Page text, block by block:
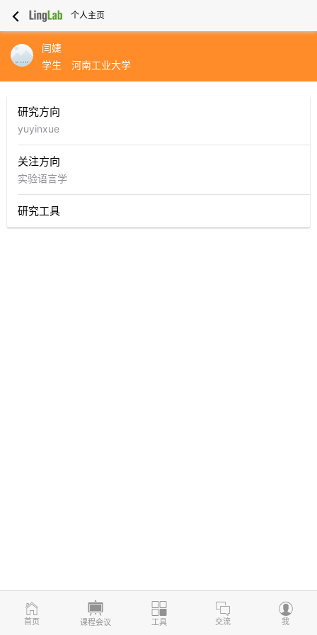
个人主页
闫婕
学生
河南工业大学
研究方向
yuyinxue
关注方向
实验语言学
研究工具
首页 课程会议 工具 交流 我